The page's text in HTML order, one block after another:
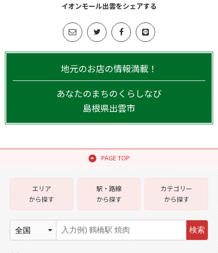
イオンモール出雲をシェアする
地元のお店の情報満載！
あなたのまちのくらしなび
島根県出雲市
PAGE TOP
エリア
から探す
駅・路線
から探す
カテゴリー
から探す
検索